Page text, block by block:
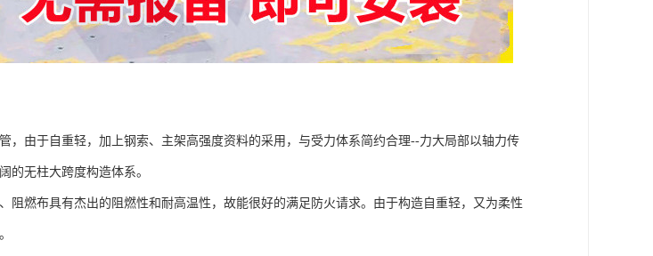
，由于自重轻，加上钢索、主架高强度资料的采用，与受力体系简约合理--力大局部以轴力传
的无柱大跨度构造体系。
阻燃布具有杰出的阻燃性和耐高温性，故能很好的满足防火请求。由于构造自重轻，又为柔性